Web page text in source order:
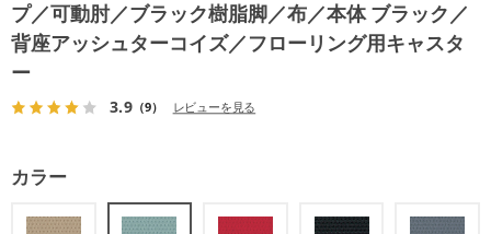
プ／可動肘／ブラック樹脂脚／布／本体 ブラック／
背座アッシュターコイズ／フローリング用キャスタ
ー
3.9（9） レビューを見る
カラー